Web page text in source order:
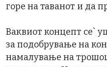
горе на таванот и да
Ваквиот концепт се`
за подобрување на
намалување на